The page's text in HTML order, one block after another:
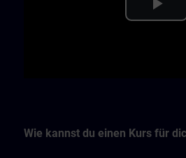
Wie kannst du einen Kurs für